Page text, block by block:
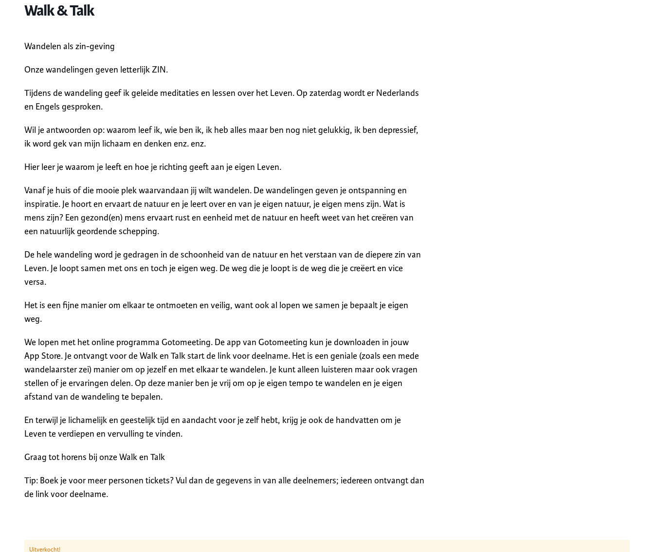
Walk & Talk
Wandelen als zin-geving
Onze wandelingen geven letterlijk ZIN.
Tijdens de wandeling geef ik geleide meditaties en lessen over het Leven. Op zaterdag wordt er Nederlands
en Engels gesproken.
Wil je antwoorden op: waarom leef ik, wie ben ik, ik heb alles maar ben nog niet gelukkig, ik ben depressief,
ik word gek van mijn lichaam en denken enz. enz.
Hier leer je waarom je leeft en hoe je richting geeft aan je eigen Leven.
Vanaf je huis of die mooie plek waarvandaan jij wilt wandelen. De wandelingen geven je ontspanning en
inspiratie. Je hoort en ervaart de natuur en je leert over en van je eigen natuur, je eigen mens zijn. Wat is
mens zijn? Een gezond(en) mens ervaart rust en eenheid met de natuur en heeft weet van het creëren van
een natuurlijk geordende schepping.
De hele wandeling word je gedragen in de schoonheid van de natuur en het verstaan van de diepere zin van
Leven. Je loopt samen met ons en toch je eigen weg. De weg die je loopt is de weg die je creëert en vice
versa.
Het is een fijne manier om elkaar te ontmoeten en veilig, want ook al lopen we samen je bepaalt je eigen
weg.
We lopen met het online programma Gotomeeting. De app van Gotomeeting kun je downloaden in jouw
App Store. Je ontvangt voor de Walk en Talk start de link voor deelname. Het is een geniale (zoals een mede
wandelaarster zei) manier om op jezelf en met elkaar te wandelen. Je kunt alleen luisteren maar ook vragen
stellen of je ervaringen delen. Op deze manier ben je vrij om op je eigen tempo te wandelen en je eigen
afstand van de wandeling te bepalen.
En terwijl je lichamelijk en geestelijk tijd en aandacht voor je zelf hebt, krijg je ook de handvatten om je
Leven te verdiepen en vervulling te vinden.
Graag tot horens bij onze Walk en Talk
Tip: Boek je voor meer personen tickets? Vul dan de gegevens in van alle deelnemers; iedereen ontvangt dan
de link voor deelname.
Uitverkocht!